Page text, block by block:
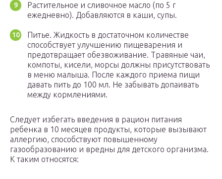
Растительное и сливочное масло (по 5 г
ежедневно). Добавляются в каши, супы.
Питье. Жидкость в достаточном количестве
способствует улучшению пищеварения и
предотвращает обезвоживание. Травяные чаи,
компоты, кисели, морсы должны присутствовать
в меню малыша. После каждого приема пищи
давать пить до 100 мл. Не забывать допаивать
между кормлениями.
Следует избегать введения в рацион питания
ребенка в 10 месяцев продукты, которые вызывают
аллергию, способствуют повышенному
газообразованию и вредны для детского организма.
К таким относятся: